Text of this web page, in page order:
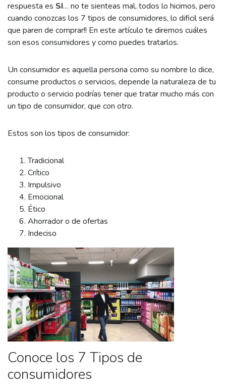
respuesta es SI… no te sienteas mal, todos lo hicimos, pero
cuando conozcas los 7 tipos de consumidores, lo dificil será
que paren de comprar!! En este artículo te diremos cuáles
son esos consumidores y como puedes tratarlos.
Un consumidor es aquella persona como su nombre lo dice,
consume productos o servicios, depende la naturaleza de tu
producto o servicio podrías tener que tratar mucho más con
un tipo de consumidor, que con otro.
Estos son los tipos de consumidor:
Tradicional
Crítico
Impulsivo
Emocional
Ético
Ahorrador o de ofertas
Indeciso
Conoce los 7 Tipos de
consumidores